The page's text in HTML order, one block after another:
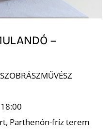
–
Parthenón-fríz terem